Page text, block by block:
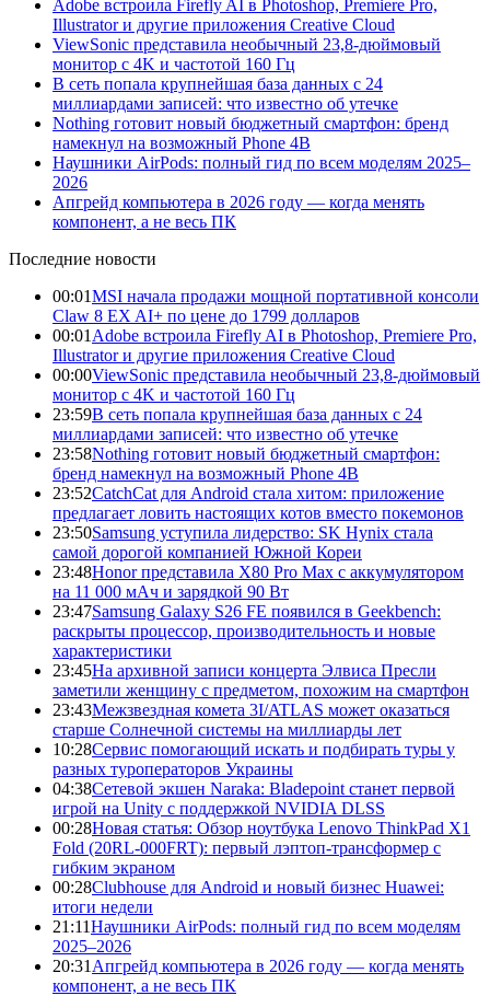
Adobe встроила Firefly AI в Photoshop, Premiere Pro,
Illustrator и другие приложения Creative Cloud
ViewSonic представила необычный 23,8-дюймовый
монитор с 4K и частотой 160 Гц
В сеть попала крупнейшая база данных с 24
миллиардами записей: что известно об утечке
Nothing готовит новый бюджетный смартфон: бренд
намекнул на возможный Phone 4B
Наушники AirPods: полный гид по всем моделям 2025–
2026
Апгрейд компьютера в 2026 году — когда менять
компонент, а не весь ПК
Последние новости
00:01MSI начала продажи мощной портативной консоли
Claw 8 EX AI+ по цене до 1799 долларов
00:01 Adobe встроила Firefly AI в Photoshop, Premiere Pro,
Illustrator и другие приложения Creative Cloud
00:00ViewSonic представила необычный 23,8-дюймовый
монитор с 4K и частотой 160 Гц
23:59В сеть попала крупнейшая база данных с 24
миллиардами записей: что известно об утечке
23:58Nothing готовит новый бюджетный смартфон:
бренд намекнул на возможный Phone 4B
23:52CatchCat для Android стала хитом: приложение
предлагает ловить настоящих котов вместо покемонов
23:50Samsung уступила лидерство: SK Hynix стала
самой дорогой компанией Южной Кореи
23:48Honor представила X80 Pro Max с аккумулятором
на 11 000 мАч и зарядкой 90 Вт
23:47Samsung Galaxy S26 FE появился в Geekbench:
раскрыты процессор, производительность и новые
характеристики
23:45На архивной записи концерта Элвиса Пресли
заметили женщину с предметом, похожим на смартфон
23:43Межзвездная комета 3I/ATLAS может оказаться
старше Солнечной системы на миллиарды лет
10:28Сервис помогающий искать и подбирать туры у
разных туроператоров Украины
04:38Сетевой экшен Naraka: Bladepoint станет первой
игрой на Unity с поддержкой NVIDIA DLSS
00:28Новая статья: Обзор ноутбука Lenovo ThinkPad X1
Fold (20RL-000FRT): первый лэптоп-трансформер с
гибким экраном
00:28Clubhouse для Android и новый бизнес Huawei:
итоги недели
21:11Наушники AirPods: полный гид по всем моделям
2025–2026
20:31 Апгрейд компьютера в 2026 году — когда менять
компонент, а не весь ПК